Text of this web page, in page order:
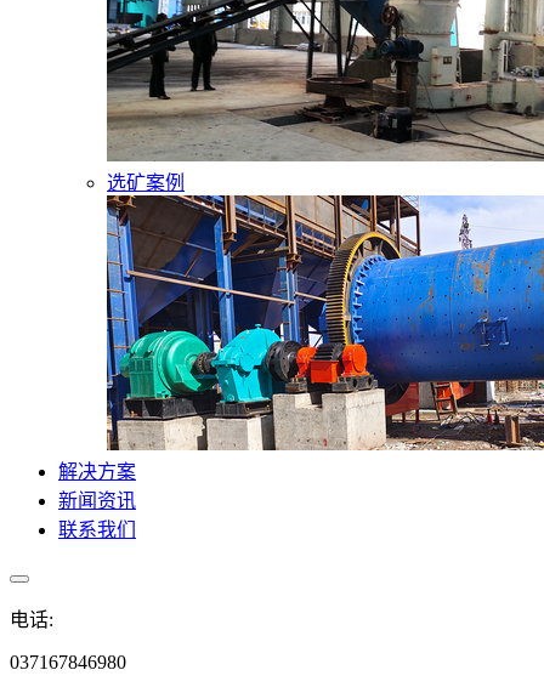
选矿案例
解决方案
新闻资讯
联系我们
电话:
037167846980